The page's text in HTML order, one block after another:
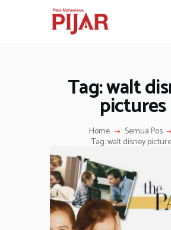
Tag: walt
pictures
Home Semua Pos
Tag: walt disney
BERITA
ADVERTORIAL
GALERI
HIBURAN
JALAN-JALAN
GAYA HIDUP
OLAHRAGA
OPINI